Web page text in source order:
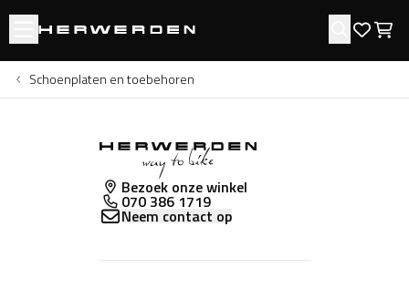
Open menu Zoeken
Schoenplaten en toebehoren
Bezoek onze winkel
070 386 1719
Neem contact op